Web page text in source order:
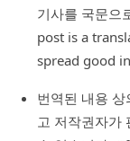
기사를 국문으
post is a
spread good
번역된 내용
고 저작권자가